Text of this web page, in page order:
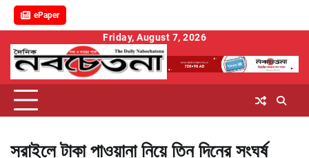
ePaper
content
Friday, August 7, 2026
সরাইলে টাকা পাওয়ানা নিয়ে তিন দিনের সংঘর্ষ